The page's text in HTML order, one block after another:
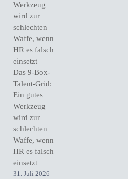
Das 9-Box-
Talent-Grid:
Ein gutes
Werkzeug
wird zur
schlechten
Waffe, wenn
HR es falsch
einsetzt
31. Juli 2026